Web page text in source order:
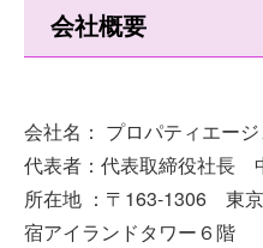
会社概要
会社名： プロパティエー
代表者：代表取締役社長
所在地 ：〒163-1306 東
宿アイランドタワー６階